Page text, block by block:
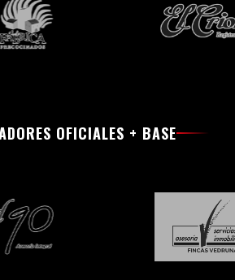
OFICIALES + BASE